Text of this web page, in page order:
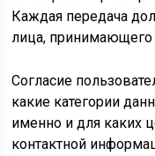
Каждая передача
лица,
Согласие
какие категории
именно и для каких
контактной